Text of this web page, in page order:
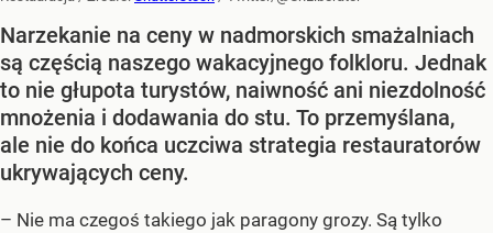
Narzekanie na ceny w nadmorskich smażalniach
są częścią naszego wakacyjnego folkloru. Jednak
to nie głupota turystów, naiwność ani niezdolność
mnożenia i dodawania do stu. To przemyślana,
ale nie do końca uczciwa strategia restauratorów
ukrywających ceny.
– Nie ma czegoś takiego jak paragony grozy. Są tylko